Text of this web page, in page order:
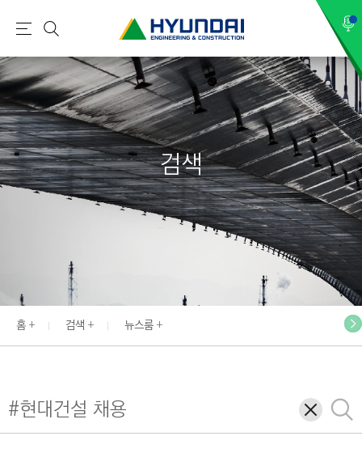
현
건
설
(
H
Y
U
N
E
N
N
E
메
뉴
검
색
검색
홈 검색 뉴스룸
삭
제
검
색